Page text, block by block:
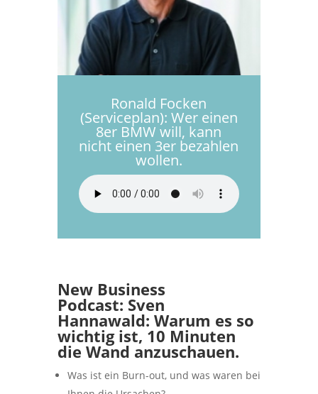
Ronald Focken
(Serviceplan): Wer einen
8er BMW will, kann
nicht einen 3er bezahlen
wollen.
New Business
Podcast: Sven
Hannawald: Warum es so
wichtig ist, 10 Minuten
die Wand anzuschauen.
Was ist ein Burn-out, und was waren bei